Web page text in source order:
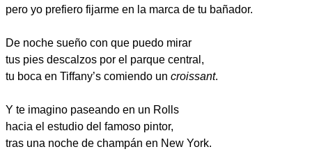
pero yo prefiero fijarme en la marca de tu bañador.
De noche sueño con que puedo mirar
tus pies descalzos por el parque central,
tu boca en Tiffany’s comiendo un croissant.
Y te imagino paseando en un Rolls
hacia el estudio del famoso pintor,
tras una noche de champán en New York.